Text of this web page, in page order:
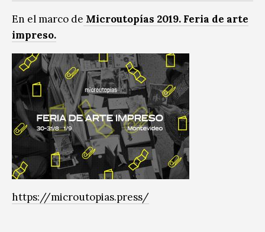
En el marco de Microutopías 2019. Feria de arte
impreso.
https://microutopias.press/